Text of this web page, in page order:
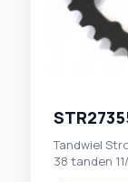
Tandwiel
38 tanden